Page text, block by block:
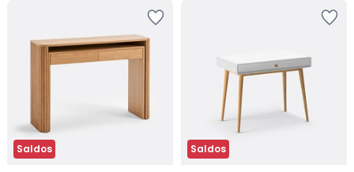
Saldos Saldos